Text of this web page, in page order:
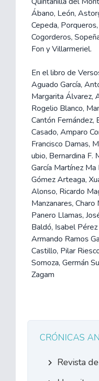
Ábano, León,
Cepeda,
Cogorderos,
Fon y Villarmeriel.
En el libro de
Aguado García,
Margarita Álvarez,
Rogelio Blanco,
Cantón Fernández,
Casado, Amparo
Francisco Damas,
ubio, Bernardina F.
García Martínez Ma
Gómez Arteaga,
Alonso, Ricardo
Manzanares,
Panero Llamas,
Baldó, Isabel
Armando Ramos
Castillo, Pilar
Somoza, Germán
Zagam
CRÓNICAS
Revista